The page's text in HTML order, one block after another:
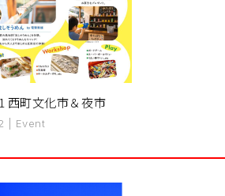
西町文化市＆夜市
Event